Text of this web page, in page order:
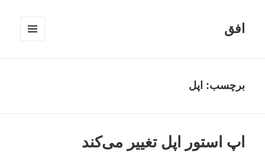
افق
برچسب: اپل
اپ‌ استور اپل تغییر می‌کند